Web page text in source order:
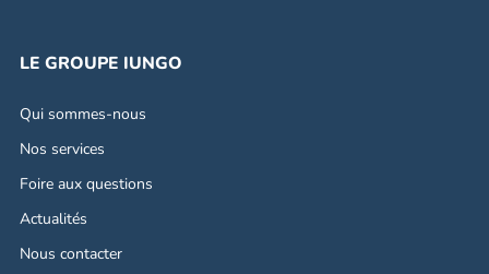
LE GROUPE IUNGO
Qui sommes-nous
Nos services
Foire aux questions
Actualités
Nous contacter